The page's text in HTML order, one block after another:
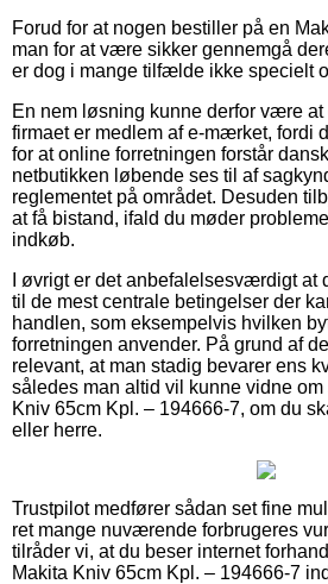
Forud for at nogen bestiller på en
man for at være sikker gennemgå
er dog i mange tilfælde ikke specielt
En nem løsning kunne derfor være
firmaet er medlem af e-mærket, fordi
for at online forretningen forstår
netbutikken løbende ses til af
reglementet på området. Desuden
at få bistand, ifald du møder
indkøb.
I øvrigt er det anbefalelsesværdigt at
til de mest centrale betingelser der
handlen, som eksempelvis hvilken
forretningen anvender. På grund af
relevant, at man stadig bevarer ens
således man altid vil kunne vidne
Kniv 65cm Kpl. – 194666-7, om du
eller herre.
Trustpilot medfører sådan set fine
ret mange nuværende forbrugeres
tilråder vi, at du beser internet
Makita Kniv 65cm Kpl. – 194666-7